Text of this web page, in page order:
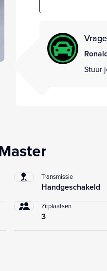
Stuur
Transmissie
Handgeschakeld
Zitplaatsen
3